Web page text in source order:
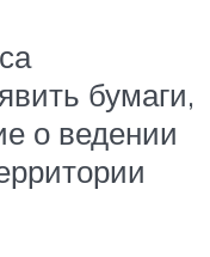
бумаги,
о ведении